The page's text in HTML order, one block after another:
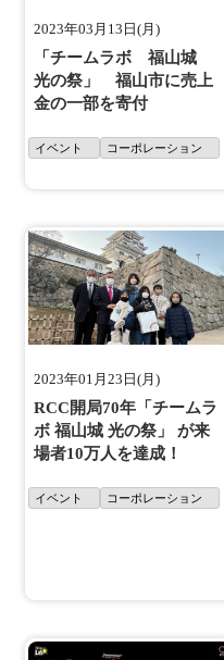
2023年03月13日(月)
「チームラボ 福山城
光の祭」 福山市に売上
金の一部を寄付
イベント コーポレーション
2023年01月23日(月)
RCC開局70年「チームラ
ボ 福山城 光の祭」 が来
場者10万人を達成！
イベント コーポレーション